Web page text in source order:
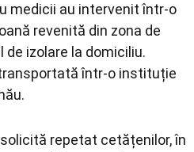
medicii au intervenit într-o
revenită din zona de
izolare la domiciliu.
într-o instituție
repetat cetățenilor, în